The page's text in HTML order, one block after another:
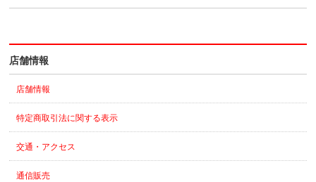
店舗情報
店舗情報
特定商取引法に関する表示
交通・アクセス
通信販売